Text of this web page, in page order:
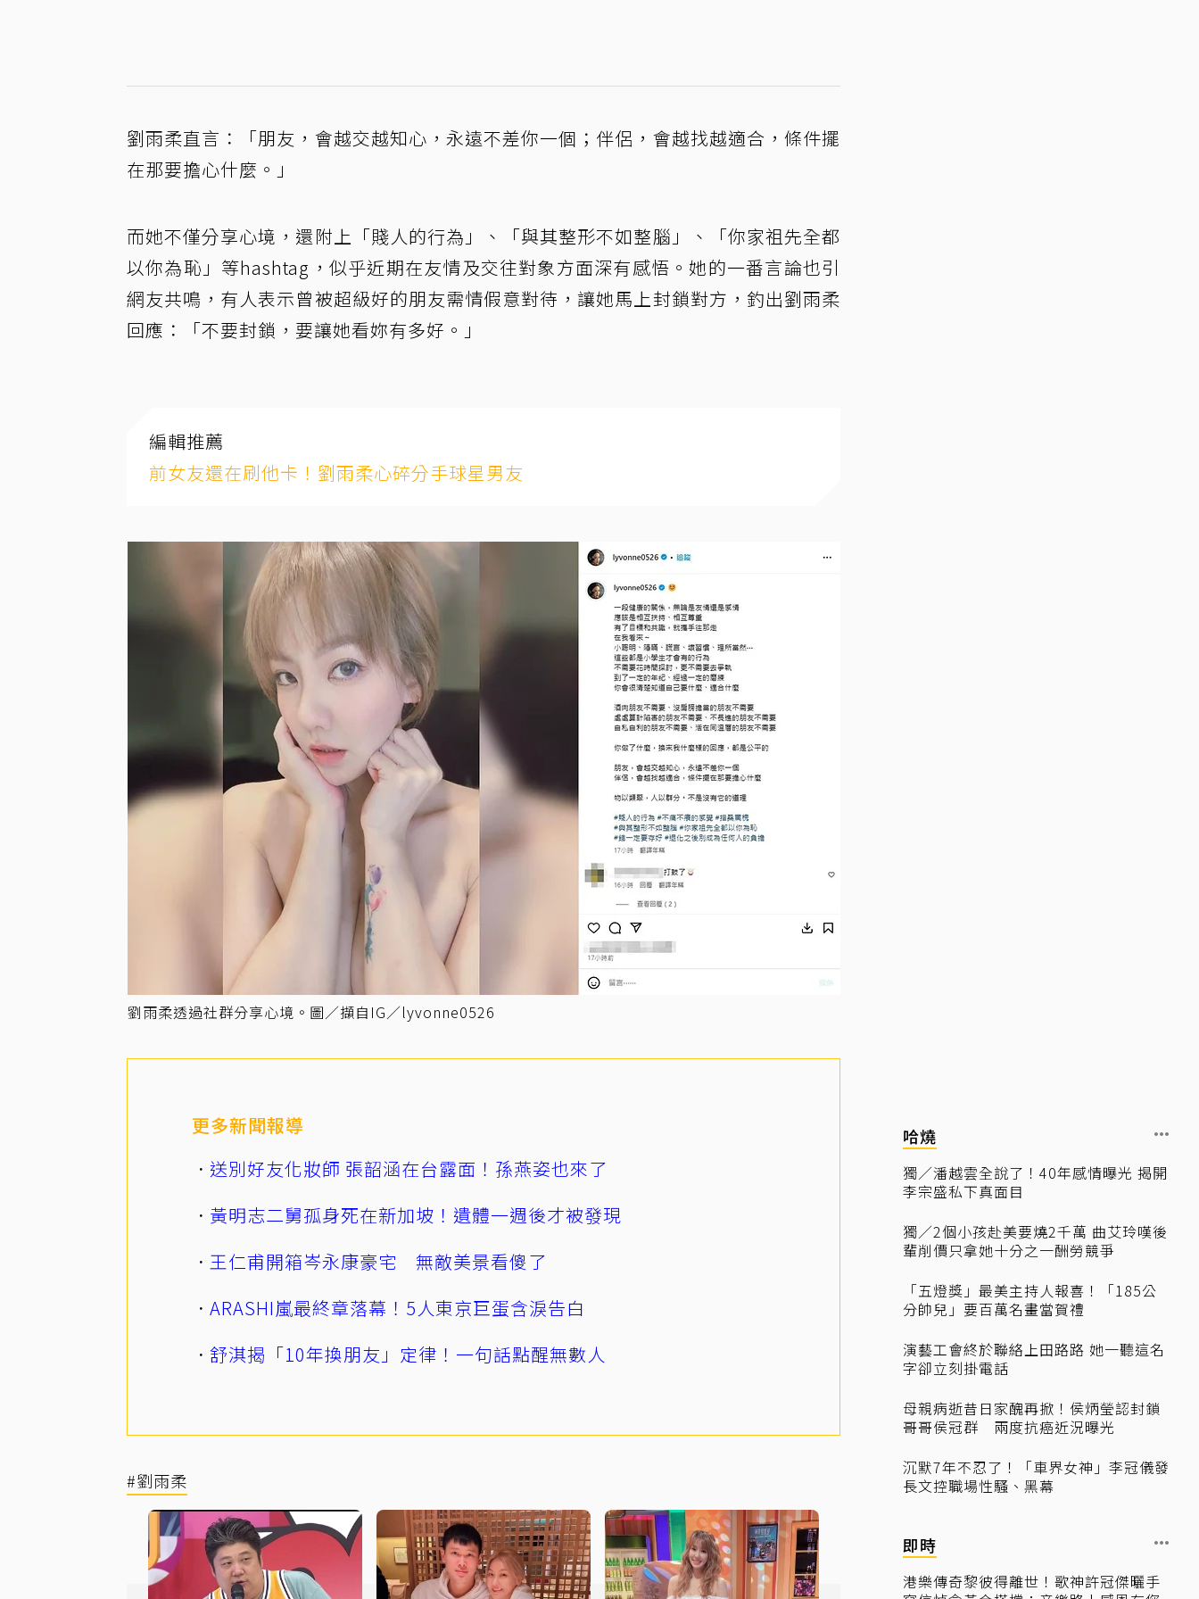
劉雨柔直言：「朋友，會越交越知心，永遠不差你一個；伴侶，會越找越適合，條件擺
在那要擔心什麼。」
而她不僅分享心境，還附上「賤人的行為」、「與其整形不如整腦」、「你家祖先全都
以你為恥」等hashtag，似乎近期在友情及交往對象方面深有感悟。她的一番言論也引
網友共鳴，有人表示曾被超級好的朋友需情假意對待，讓她馬上封鎖對方，釣出劉雨柔
回應：「不要封鎖，要讓她看妳有多好。」
編輯推薦
前女友還在刷他卡！劉雨柔心碎分手球星男友
劉雨柔透過社群分享心境。圖／擷自IG／lyvonne0526
更多新聞報導
送別好友化妝師 張韶涵在台露面！孫燕姿也來了
黃明志二舅孤身死在新加坡！遺體一週後才被發現
王仁甫開箱岑永康豪宅 無敵美景看傻了
ARASHI嵐最終章落幕！5人東京巨蛋含淚告白
舒淇揭「10年換朋友」定律！一句話點醒無數人
#劉雨柔
哈燒
獨／潘越雲全說了！40年感情曝光 揭開
李宗盛私下真面目
獨／2個小孩赴美要燒2千萬 曲艾玲嘆後
輩削價只拿她十分之一酬勞競爭
「五燈獎」最美主持人報喜！「185公
分帥兒」要百萬名畫當賀禮
演藝工會終於聯絡上田路路 她一聽這名
字卻立刻掛電話
母親病逝昔日家醜再掀！侯炳瑩認封鎖
哥哥侯冠群 兩度抗癌近況曝光
沉默7年不忍了！「車界女神」李冠儀發
長文控職場性騷、黑幕
即時
港樂傳奇黎彼得離世！歌神許冠傑曬手